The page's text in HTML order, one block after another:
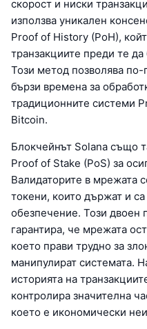
скорост и ниски
използва уникален
Proof of History (PoH),
транзакциите преди те
Този метод позволява
бързи времена за
традиционните системи
Bitcoin.
Блокчейнът Solana също
Proof of Stake (PoS) за
Валидаторите в мрежата
токени, които държат и
обезпечение. Този двоен
гарантира, че мрежата
което прави трудно за
манипулират системата.
историята на
контролира значителна
което е икономически